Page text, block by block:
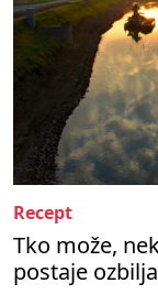
Recept
Tko može,
postaje